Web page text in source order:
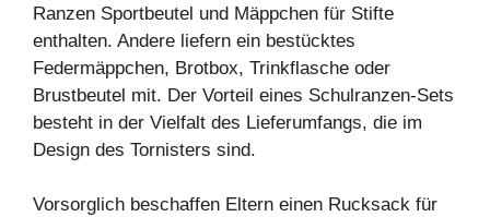
Ranzen Sportbeutel und Mäppchen für Stifte
enthalten. Andere liefern ein bestücktes
Federmäppchen, Brotbox, Trinkflasche oder
Brustbeutel mit. Der Vorteil eines Schulranzen-Sets
besteht in der Vielfalt des Lieferumfangs, die im
Design des Tornisters sind.
Vorsorglich beschaffen Eltern einen Rucksack für